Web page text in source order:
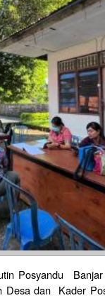
Posyandu
Desa dan Kader